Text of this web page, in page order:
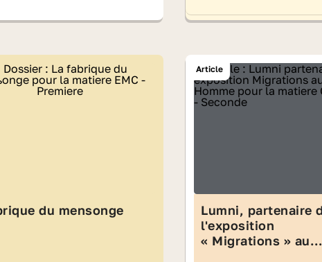
du mensonge
Article
Lumni, partenaire
l'exposition
« Migrations » au